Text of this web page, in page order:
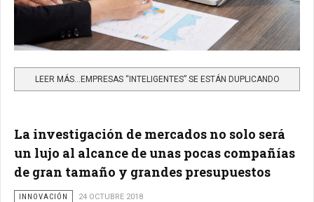
LEER MÁS…EMPRESAS “INTELIGENTES” SE ESTÁN DUPLICANDO
La investigación de mercados no solo será
un lujo al alcance de unas pocas compañías
de gran tamaño y grandes presupuestos
INNOVACIÓN 24 OCTUBRE 2018